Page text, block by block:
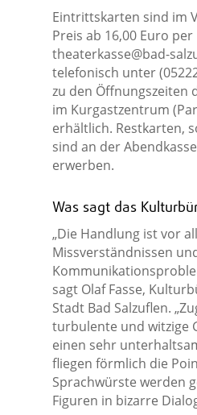
Eintrittskarten sind im
Preis ab 16,00 Euro per
theaterkasse@bad-
telefonisch unter
zu den Öffnungszeiten
im Kurgastzentrum
erhältlich. Restkarten,
sind an der
erwerben.
Was sagt das
„Die Handlung ist vor
Missverständnissen
sagt Olaf Fasse,
Stadt Bad Salzuflen.
turbulente und witzige
einen sehr
fliegen förmlich die
Sprachwürste werden
Figuren in bizarre